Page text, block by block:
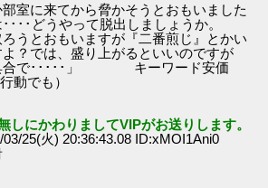
室に来てから脅かそうとおもいました
･･･どうやって脱出しましょうか。
とおもいますが『二番煎じ』とかい
？では、盛り上がるといいのですが
で･････」 キーワード安価
動でも）
しにかわりましてVIPがお送りします。
25(火) 20:36:43.08 ID:xMOI1Ani0